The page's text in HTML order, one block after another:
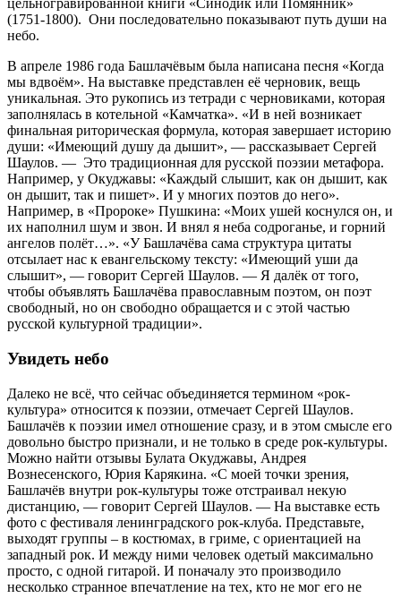
цельногравированной книги «Синодик или Помянник»
(1751-1800). Они последовательно показывают путь души на
небо.
В апреле 1986 года Башлачёвым была написана песня «Когда
мы вдвоём». На выставке представлен её черновик, вещь
уникальная. Это рукопись из тетради с черновиками, которая
заполнялась в котельной «Камчатка». «И в ней возникает
финальная риторическая формула, которая завершает историю
души: «Имеющий душу да дышит», — рассказывает Сергей
Шаулов. — Это традиционная для русской поэзии метафора.
Например, у Окуджавы: «Каждый слышит, как он дышит, как
он дышит, так и пишет». И у многих поэтов до него».
Например, в «Пророке» Пушкина: «Моих ушей коснулся он, и
их наполнил шум и звон. И внял я неба содроганье, и горний
ангелов полёт…». «У Башлачёва сама структура цитаты
отсылает нас к евангельскому тексту: «Имеющий уши да
слышит», — говорит Сергей Шаулов. — Я далёк от того,
чтобы объявлять Башлачёва православным поэтом, он поэт
свободный, но он свободно обращается и с этой частью
русской культурной традиции».
Увидеть небо
Далеко не всё, что сейчас объединяется термином «рок-
культура» относится к поэзии, отмечает Сергей Шаулов.
Башлачёв к поэзии имел отношение сразу, и в этом смысле его
довольно быстро признали, и не только в среде рок-культуры.
Можно найти отзывы Булата Окуджавы, Андрея
Вознесенского, Юрия Карякина. «С моей точки зрения,
Башлачёв внутри рок-культуры тоже отстраивал некую
дистанцию, — говорит Сергей Шаулов. — На выставке есть
фото с фестиваля ленинградского рок-клуба. Представьте,
выходят группы – в костюмах, в гриме, с ориентацией на
западный рок. И между ними человек одетый максимально
просто, с одной гитарой. И поначалу это производило
несколько странное впечатление на тех, кто не мог его не